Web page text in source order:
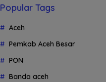
Popular Tags
Aceh
Pemkab Aceh Besar
PON
Banda aceh